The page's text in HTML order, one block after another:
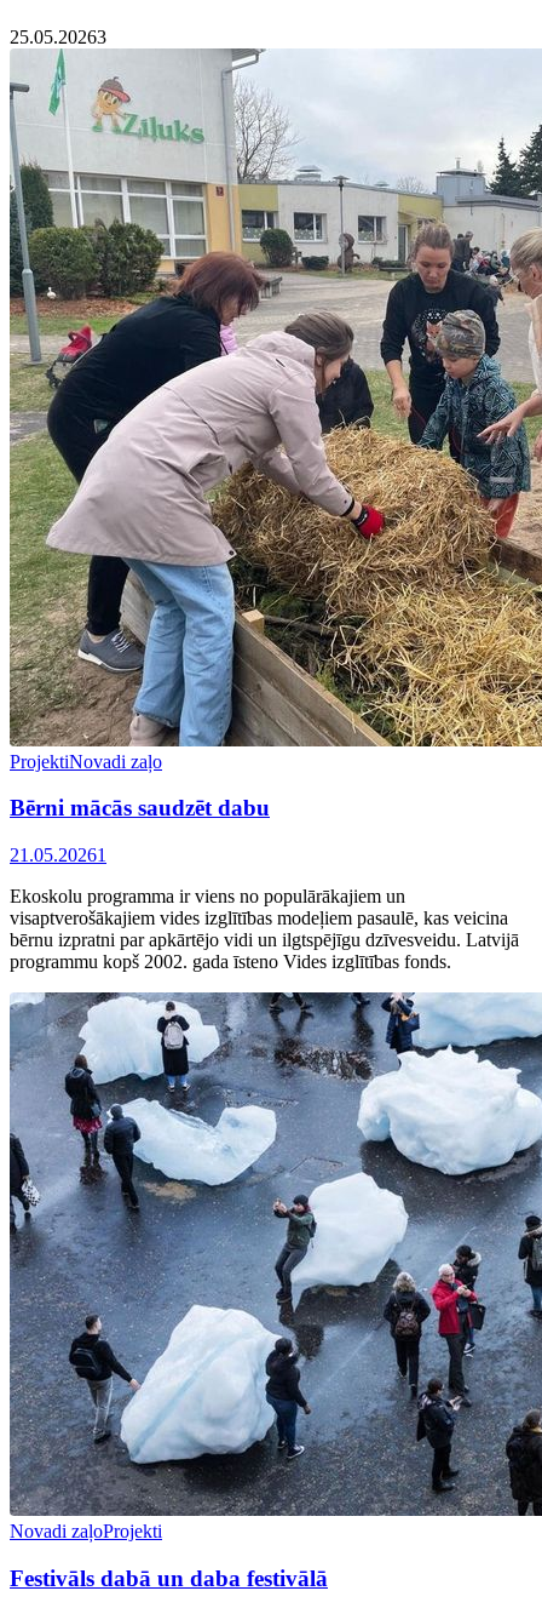
25.05.20263
ProjektiNovadi zaļo
Bērni mācās saudzēt dabu
21.05.20261
Ekoskolu programma ir viens no populārākajiem un
visaptverošākajiem vides izglītības modeļiem pasaulē, kas veicina
bērnu izpratni par apkārtējo vidi un ilgtspējīgu dzīvesveidu. Latvijā
programmu kopš 2002. gada īsteno Vides izglītības fonds.
Novadi zaļoProjekti
Festivāls dabā un daba festivālā